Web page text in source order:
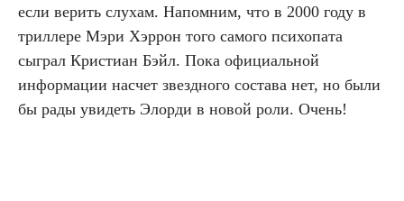
если верить слухам. Напомним, что в 2000 году в
триллере Мэри Хэррон того самого психопата
сыграл Кристиан Бэйл. Пока официальной
информации насчет звездного состава нет, но были
бы рады увидеть Элорди в новой роли. Очень!